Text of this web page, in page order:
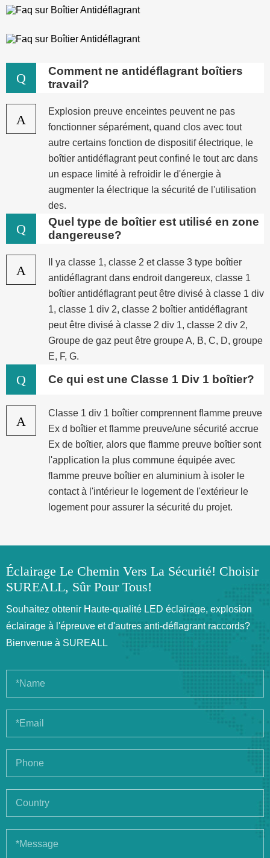
Q
Comment ne antidéflagrant boîtiers
travail?
A
Explosion preuve enceintes peuvent ne pas
fonctionner séparément, quand clos avec tout
autre certains fonction de dispositif électrique, le
boîtier antidéflagrant peut confiné le tout arc dans
un espace limité à refroidir le d'énergie à
augmenter la électrique la sécurité de l'utilisation
des.
Q
Quel type de boîtier est utilisé en zone
dangereuse?
A
Il ya classe 1, classe 2 et classe 3 type boîtier
antidéflagrant dans endroit dangereux, classe 1
boîtier antidéflagrant peut être divisé à classe 1 div
1, classe 1 div 2, classe 2 boîtier antidéflagrant
peut être divisé à classe 2 div 1, classe 2 div 2,
Groupe de gaz peut être groupe A, B, C, D, groupe
E, F, G.
Q Ce qui est une Classe 1 Div 1 boîtier?
A
Classe 1 div 1 boîtier comprennent flamme preuve
Ex d boîtier et flamme preuve/une sécurité accrue
Ex de boîtier, alors que flamme preuve boîtier sont
l'application la plus commune équipée avec
flamme preuve boîtier en aluminium à isoler le
contact à l'intérieur le logement de l'extérieur le
logement pour assurer la sécurité du projet.
Éclairage Le Chemin Vers La Sécurité! Choisir
SUREALL, Sûr Pour Tous!
Souhaitez obtenir Haute-qualité LED éclairage, explosion
éclairage à l'épreuve et d'autres anti-déflagrant raccords?
Bienvenue à SUREALL